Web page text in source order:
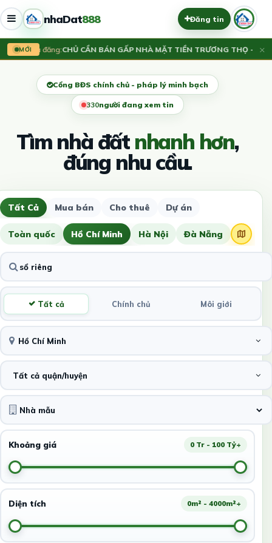
nhaDat888 Đăng tin
MỚIVừa đăng:CHỦ CẦN BÁN GẤP NHÀ MẶT TIỀN TRƯƠNG THỌ - ×
Cổng BĐS chính chủ - pháp lý minh bạch
330người đang xem tin
Tìm nhà đấtnhanh hơn,
đúng nhu cầu.
Tất Cả Mua bán Cho thuê Dự án
Toàn quốc Hồ Chí Minh Hà Nội Đà Nẵng
Tất cả Chính chủ Môi giới
Hồ Chí Minh
Tất cả quận/huyện
Khoảng giá 0 Tr - 100 Tỷ+
Diện tích 0m² - 4000m²+